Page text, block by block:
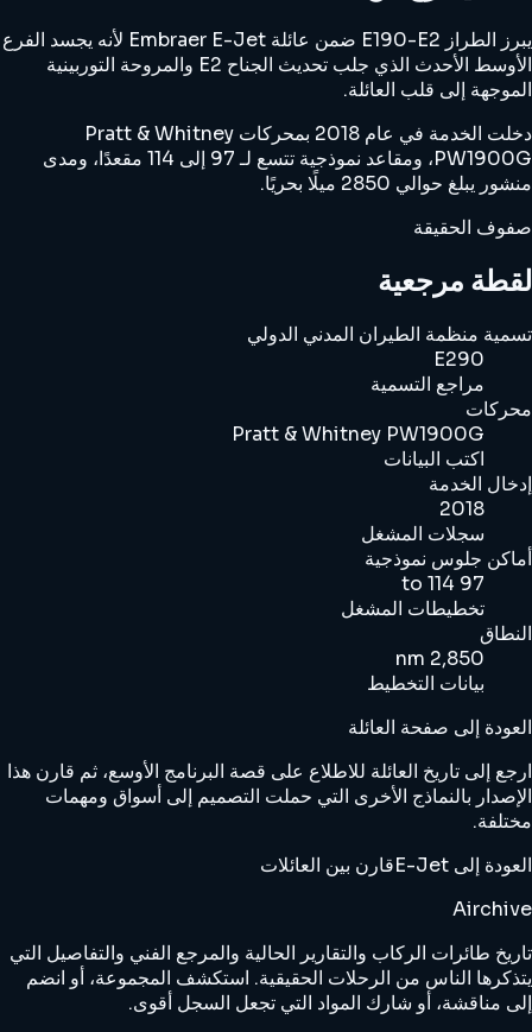
يبرز الطراز E190-E2 ضمن عائلة Embraer E-Jet لأنه يجسد الفرع
الأوسط الأحدث الذي جلب تحديث الجناح E2 والمروحة التوربينية
الموجهة إلى قلب العائلة.
دخلت الخدمة في عام 2018 بمحركات Pratt & Whitney
PW1900G، ومقاعد نموذجية تتسع لـ 97 إلى 114 مقعدًا، ومدى
منشور يبلغ حوالي 2850 ميلًا بحريًا.
صفوف الحقيقة
لقطة مرجعية
تسمية منظمة الطيران المدني الدولي
E290
مراجع التسمية
محركات
Pratt & Whitney PW1900G
اكتب البيانات
إدخال الخدمة
2018
سجلات المشغل
أماكن جلوس نموذجية
97 to 114
تخطيطات المشغل
النطاق
2,850 nm
بيانات التخطيط
العودة إلى صفحة العائلة
ارجع إلى تاريخ العائلة للاطلاع على قصة البرنامج الأوسع، ثم قارن هذا
الإصدار بالنماذج الأخرى التي حملت التصميم إلى أسواق ومهمات
مختلفة.
العودة إلى E-Jet
قارن بين العائلات
Airchive
تاريخ طائرات الركاب والتقارير الحالية والمرجع الفني والتفاصيل التي
يتذكرها الناس من الرحلات الحقيقية. استكشف المجموعة، أو انضم
إلى مناقشة، أو شارك المواد التي تجعل السجل أقوى.